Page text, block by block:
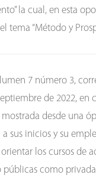
la cual, en esta
tema “Método y
7 número 3,
de 2022, en
mostrada desde una
sus inicios y su
los cursos de
públicas como